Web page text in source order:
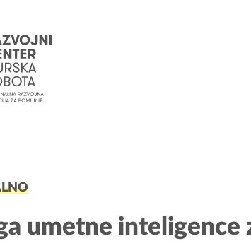
v izvajanju
projekti
umetne inteligence